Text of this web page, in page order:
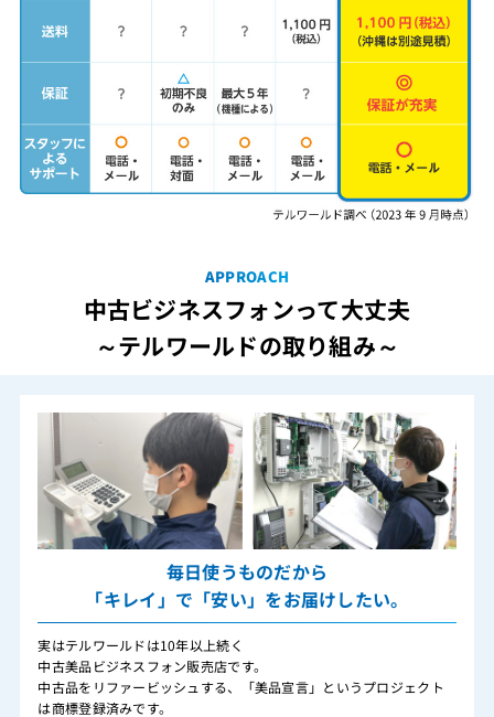
APPROACH
中古ビジネスフォンって大丈夫
～テルワールドの取り組み～
毎日使うものだから
「キレイ」で「安い」をお届けしたい。
実はテルワールドは10年以上続く
中古美品ビジネスフォン販売店です。
中古品をリファービッシュする、「美品宣言」というプロジェクト
は商標登録済みです。